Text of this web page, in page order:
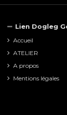
Lien Dogleg
Accueil
ATELIER
A propos
Mentions légales